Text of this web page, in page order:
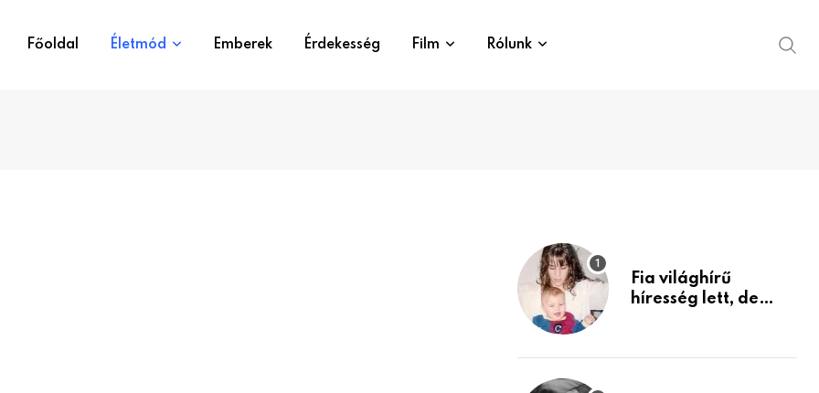
Főoldal Életmód Emberek Érdekesség Film Rólunk
Fia világhírű
híresség lett, de
mint azt el tudnád